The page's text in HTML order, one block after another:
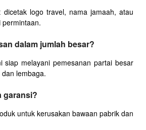
logo travel, nama jamaah, atau
dalam jumlah besar?
siap melayani pemesanan partai besar
lembaga.
garansi?
untuk kerusakan bawaan pabrik dan